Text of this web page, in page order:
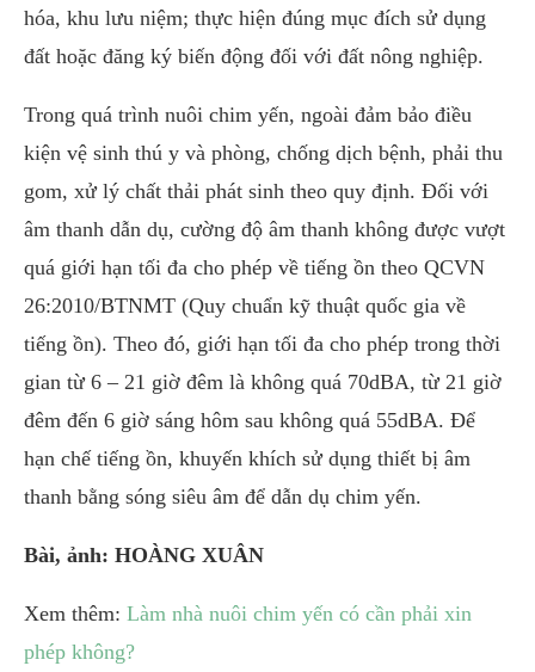
hóa, khu lưu niệm; thực hiện đúng mục đích sử dụng
đất hoặc đăng ký biến động đối với đất nông nghiệp.
Trong quá trình nuôi chim yến, ngoài đảm bảo điều
kiện vệ sinh thú y và phòng, chống dịch bệnh, phải thu
gom, xử lý chất thải phát sinh theo quy định. Đối với
âm thanh dẫn dụ, cường độ âm thanh không được vượt
quá giới hạn tối đa cho phép về tiếng ồn theo QCVN
26:2010/BTNMT (Quy chuẩn kỹ thuật quốc gia về
tiếng ồn). Theo đó, giới hạn tối đa cho phép trong thời
gian từ 6 – 21 giờ đêm là không quá 70dBA, từ 21 giờ
đêm đến 6 giờ sáng hôm sau không quá 55dBA. Để
hạn chế tiếng ồn, khuyến khích sử dụng thiết bị âm
thanh bằng sóng siêu âm để dẫn dụ chim yến.
Bài, ảnh: HOÀNG XUÂN
Xem thêm: Làm nhà nuôi chim yến có cần phải xin
phép không?